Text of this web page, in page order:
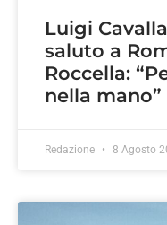
Luigi
saluto a
Roccella:
nella mano”
Redazione 8 Agosto